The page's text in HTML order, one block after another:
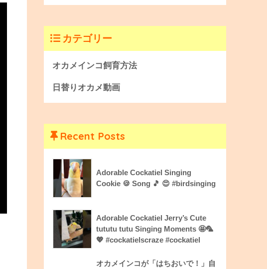
カテゴリー
オカメインコ飼育方法
日替りオカメ動画
Recent Posts
Adorable Cockatiel Singing
Cookie 🍪 Song 🎵 😍 #birdsinging
Adorable Cockatiel Jerry’s Cute
tututu tutu Singing Moments 🤩🦜
💖 #cockatielscraze #cockatiel
オカメインコが「はちおいで！」自